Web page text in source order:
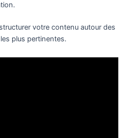
votre contenu autour des
plus pertinentes.